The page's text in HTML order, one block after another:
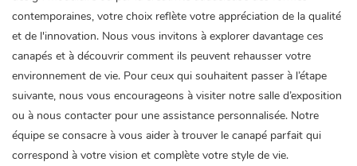
contemporaines, votre choix reflète votre appréciation de la qualité
et de l'innovation. Nous vous invitons à explorer davantage ces
canapés et à découvrir comment ils peuvent rehausser votre
environnement de vie. Pour ceux qui souhaitent passer à l’étape
suivante, nous vous encourageons à visiter notre salle d’exposition
ou à nous contacter pour une assistance personnalisée. Notre
équipe se consacre à vous aider à trouver le canapé parfait qui
correspond à votre vision et complète votre style de vie.